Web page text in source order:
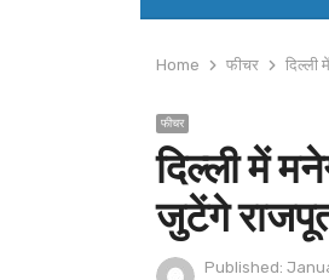
Home फीचर दिल्ली
फीचर
दिल्ली में
जुटेंगे
Published: